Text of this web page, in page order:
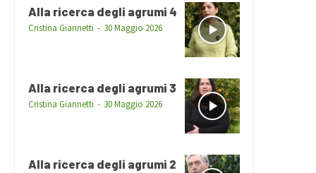
Alla ricerca degli agrumi 4
Cristina Giannetti - 30 Maggio 2026
Alla ricerca degli agrumi 3
Cristina Giannetti - 30 Maggio 2026
Alla ricerca degli agrumi 2